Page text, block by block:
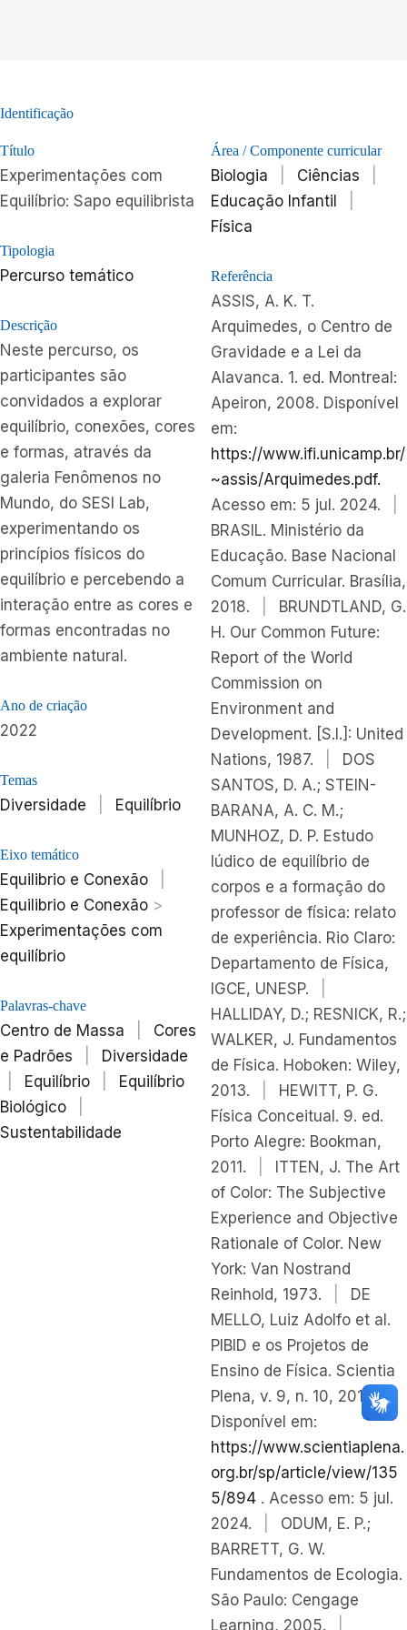
Identificação
Título
Experimentações com
Equilíbrio: Sapo equilibrista
Tipologia
Percurso temático
Descrição
Neste percurso, os
participantes são
convidados a explorar
equilíbrio, conexões, cores
e formas, através da
galeria Fenômenos no
Mundo, do SESI Lab,
experimentando os
princípios físicos do
equilíbrio e percebendo a
interação entre as cores e
formas encontradas no
ambiente natural.
Ano de criação
2022
Temas
Diversidade Equilíbrio
Eixo temático
Equilibrio e Conexão
Equilibrio e Conexão >
Experimentações com
equilíbrio
Palavras-chave
Centro de Massa
Cores
e Padrões
Diversidade
Equilíbrio
Equilíbrio
Biológico
Sustentabilidade
Área / Componente curricular
Biologia Ciências
Educação Infantil
Física
Referência
ASSIS, A. K. T.
Arquimedes, o Centro de
Gravidade e a Lei da
Alavanca. 1. ed. Montreal:
Apeiron, 2008. Disponível
em:
https://www.ifi.unicamp.br/
~assis/Arquimedes.pdf.
Acesso em: 5 jul. 2024.
BRASIL. Ministério da
Educação. Base Nacional
Comum Curricular. Brasília,
2018.
BRUNDTLAND, G.
H. Our Common Future:
Report of the World
Commission on
Environment and
Development. [S.l.]: United
Nations, 1987.
DOS
SANTOS, D. A.; STEIN-
BARANA, A. C. M.;
MUNHOZ, D. P. Estudo
lúdico de equilíbrio de
corpos e a formação do
professor de física: relato
de experiência. Rio Claro:
Departamento de Física,
IGCE, UNESP.
HALLIDAY, D.; RESNICK, R.;
WALKER, J. Fundamentos
de Física. Hoboken: Wiley,
2013.
HEWITT, P. G.
Física Conceitual. 9. ed.
Porto Alegre: Bookman,
2011.
ITTEN, J. The Art
of Color: The Subjective
Experience and Objective
Rationale of Color. New
York: Van Nostrand
Reinhold, 1973.
DE
MELLO, Luiz Adolfo et al.
PIBID e os Projetos de
Ensino de Física. Scientia
Plena, v. 9, n. 10, 2013.
Disponível em:
https://www.scientiaplena.
org.br/sp/article/view/135
5/894 . Acesso em: 5 jul.
2024.
ODUM, E. P.;
BARRETT, G. W.
Fundamentos de Ecologia.
São Paulo: Cengage
Learning, 2005.